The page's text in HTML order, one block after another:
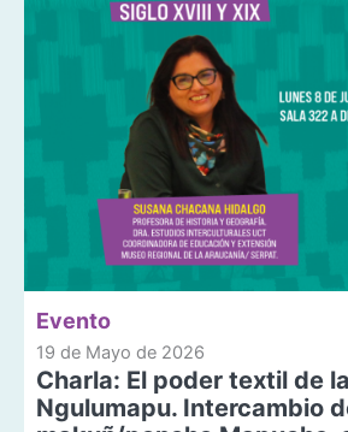
Evento
19 de Mayo de 2026
Charla: El poder textil de
Ngulumapu. Intercambio